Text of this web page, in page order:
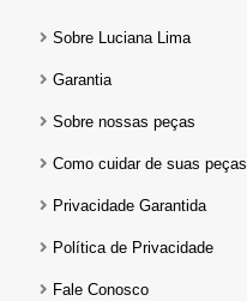
Sobre Luciana Lima
Garantia
Sobre nossas peças
Como cuidar de suas peças
Privacidade Garantida
Política de Privacidade
Fale Conosco